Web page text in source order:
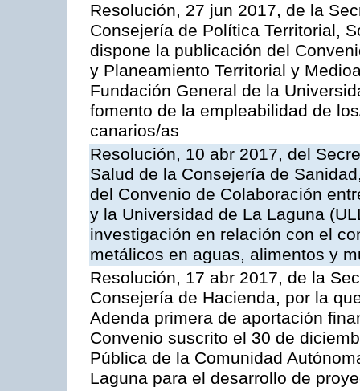
Resolución, 27 jun 2017, de la
Consejería de Política Territorial,
dispone la publicación del
y Planeamiento Territorial y
Fundación General de la
fomento de la empleabilidad de
canarios/as
Resolución, 10 abr 2017, del
Salud de la Consejería de
del Convenio de Colaboración
y la Universidad de La Laguna
investigación en relación con el
metálicos en aguas, alimentos y
Resolución, 17 abr 2017, de la
Consejería de Hacienda, por la
Adenda primera de aportación
Convenio suscrito el 30 de
Pública de la Comunidad
Laguna para el desarrollo de